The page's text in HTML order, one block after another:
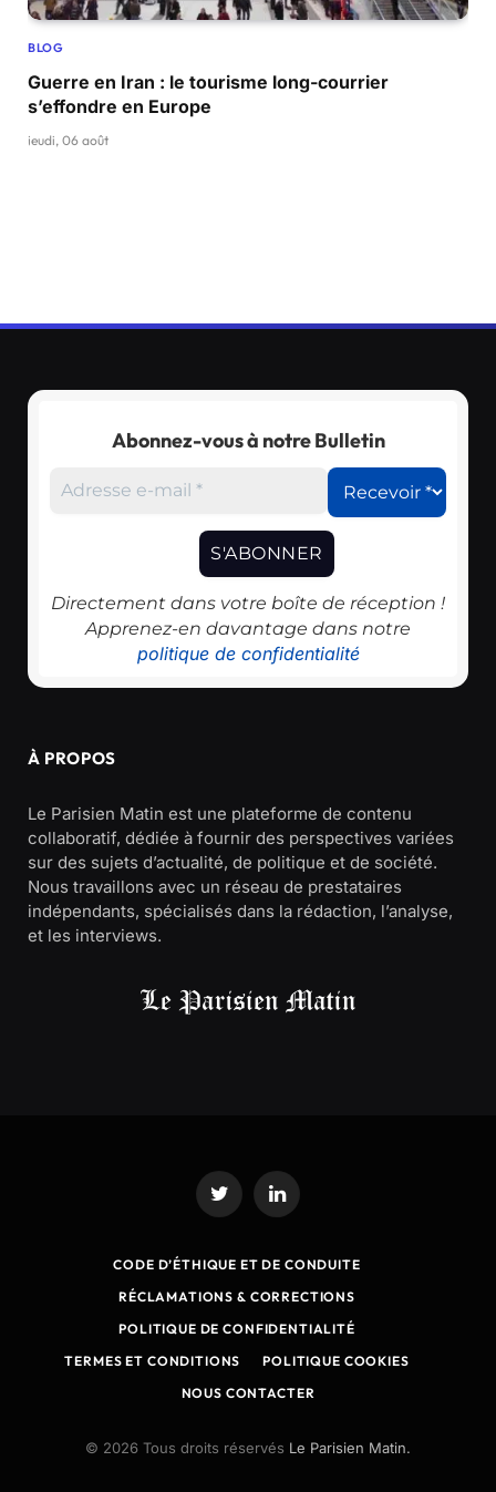
BLOG
Guerre en Iran : le tourisme long-courrier
s’effondre en Europe
jeudi, 06 août
Abonnez-vous à notre Bulletin
Directement dans votre boîte de réception !
Apprenez-en davantage dans notre
politique de confidentialité
À PROPOS
Le Parisien Matin est une plateforme de contenu
collaboratif, dédiée à fournir des perspectives variées
sur des sujets d’actualité, de politique et de société.
Nous travaillons avec un réseau de prestataires
indépendants, spécialisés dans la rédaction, l’analyse,
et les interviews.
Twitter LinkedIn
CODE D’ÉTHIQUE ET DE CONDUITE
RÉCLAMATIONS & CORRECTIONS
POLITIQUE DE CONFIDENTIALITÉ
TERMES ET CONDITIONS
POLITIQUE COOKIES
NOUS CONTACTER
© 2026 Tous droits réservés Le Parisien Matin.